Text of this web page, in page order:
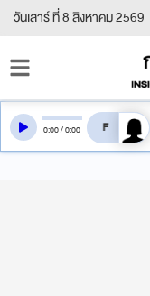
วันเสาร์ ที่ 8 สิงหาคม 2569
0:00/0:00 สลับเ